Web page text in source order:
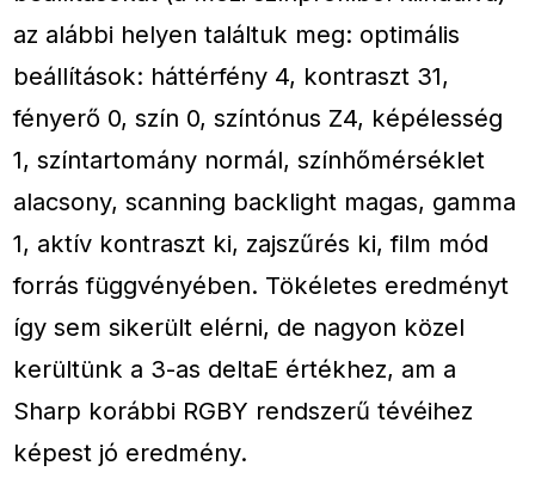
az alábbi helyen találtuk meg: optimális
beállítások: háttérfény 4, kontraszt 31,
fényerő 0, szín 0, színtónus Z4, képélesség
1, színtartomány normál, színhőmérséklet
alacsony, scanning backlight magas, gamma
1, aktív kontraszt ki, zajszűrés ki, film mód
forrás függvényében. Tökéletes eredményt
így sem sikerült elérni, de nagyon közel
kerültünk a 3-as deltaE értékhez, am a
Sharp korábbi RGBY rendszerű tévéihez
képest jó eredmény.